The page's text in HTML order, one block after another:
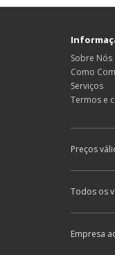
Sobre Nós
Como
Serviços
Termos e
Preços
Todos os
Empresa